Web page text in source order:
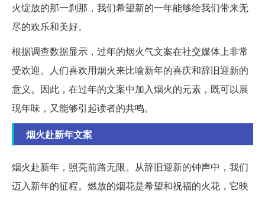
火绽放的那一刹那，我们希望新的一年能够给我们带来无
尽的欢乐和美好。
根据调查数据显示，过年的烟火气文案在社交媒体上非常
受欢迎。人们喜欢用烟火来比喻新年的喜庆和辞旧迎新的
意义。因此，在过年的文案中加入烟火的元素，既可以展
现年味，又能够引起读者的共鸣。
烟火赴新年文案
烟火赴新年，照亮前路无限。从辞旧迎新的钟声中，我们
迈入新年的征程。燃放的烟花是希望和祝福的火花，它映